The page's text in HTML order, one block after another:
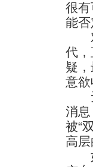
很
能否
对
代
疑
意
无
消
被“
高
如